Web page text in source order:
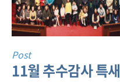
Post
11월 추수감사 특새